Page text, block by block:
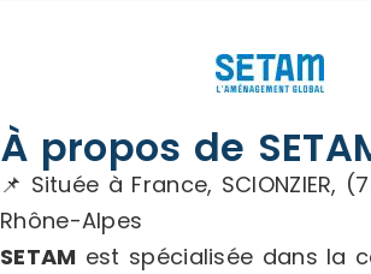
À propos de
📌 Située à France, SCIONZIER,
Rhône-Alpes
SETAM est spécialisée dans la